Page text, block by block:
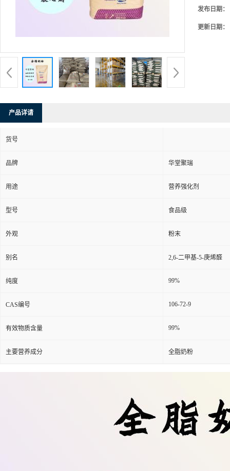
发布日期：
更新日期：
产品详请
货号
品牌 华堂聚瑞
用途 营养强化剂
型号 食品级
外观 粉末
别名 2,6-二甲基-5-庚烯醛
纯度 99%
CAS编号 106-72-9
有效物质含量 99%
主要营养成分 全脂奶粉